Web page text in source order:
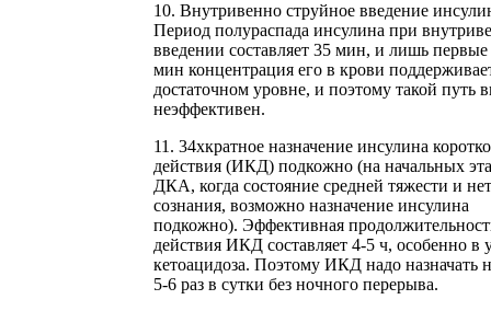
10. Внутривенно струйное введение
Период полураспада инсулина при
введении составляет 35 мин, и лишь
мин концентрация его в крови
достаточном уровне, и поэтому такой путь
неэффективен.
11. 34хкратное назначение инсулина
действия (ИКД) подкожно (на начальных
ДКА, когда состояние средней тяжести и
сознания, возможно назначение инсулина
подкожно). Эффективная
действия ИКД составляет 4-5 ч, особенно в
кетоацидоза. Поэтому ИКД надо назначать
5-6 раз в сутки без ночного перерыва.